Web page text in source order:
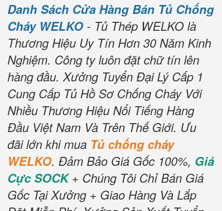
Danh Sách Cửa Hàng Bán Tủ Chống
Cháy WELKO - Tủ Thép WELKO là
Thương Hiệu Uy Tín Hơn 30 Năm Kinh
Nghiệm. Công ty luôn đặt chữ tín lên
hàng đầu. Xưởng Tuyển Đại Lý Cấp 1
Cung Cấp Tủ Hồ Sơ Chống Cháy Với
Nhiều Thương Hiệu Nổi Tiếng Hàng
Đầu Việt Nam Và Trên Thế Giới. Ưu
đãi lớn khi mua Tủ chống cháy
WELKO. Đảm Bảo Giá Gốc 100%, Giá
Cực SOCK+ Chúng Tôi Chỉ Bán Giá
Gốc Tại Xưởng + Giao Hàng Và Lắp